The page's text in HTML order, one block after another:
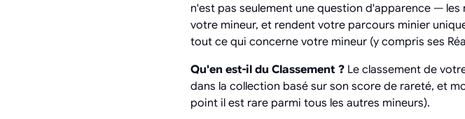
n'est pas seulement une question d'apparence —
votre mineur, et rendent votre parcours minier
tout ce qui concerne votre mineur (y compris ses
Qu'en est-il du Classement ? Le classement de
dans la collection basé sur son score de rareté, et
point il est rare parmi tous les autres mineurs).